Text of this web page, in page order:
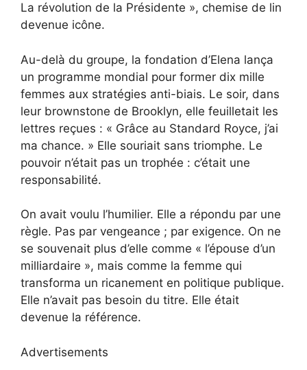
La révolution de la Présidente », chemise de lin
devenue icône.
Au-delà du groupe, la fondation d’Elena lança
un programme mondial pour former dix mille
femmes aux stratégies anti-biais. Le soir, dans
leur brownstone de Brooklyn, elle feuilletait les
lettres reçues : « Grâce au Standard Royce, j’ai
ma chance. » Elle souriait sans triomphe. Le
pouvoir n’était pas un trophée : c’était une
responsabilité.
On avait voulu l’humilier. Elle a répondu par une
règle. Pas par vengeance ; par exigence. On ne
se souvenait plus d’elle comme « l’épouse d’un
milliardaire », mais comme la femme qui
transforma un ricanement en politique publique.
Elle n’avait pas besoin du titre. Elle était
devenue la référence.
Advertisements